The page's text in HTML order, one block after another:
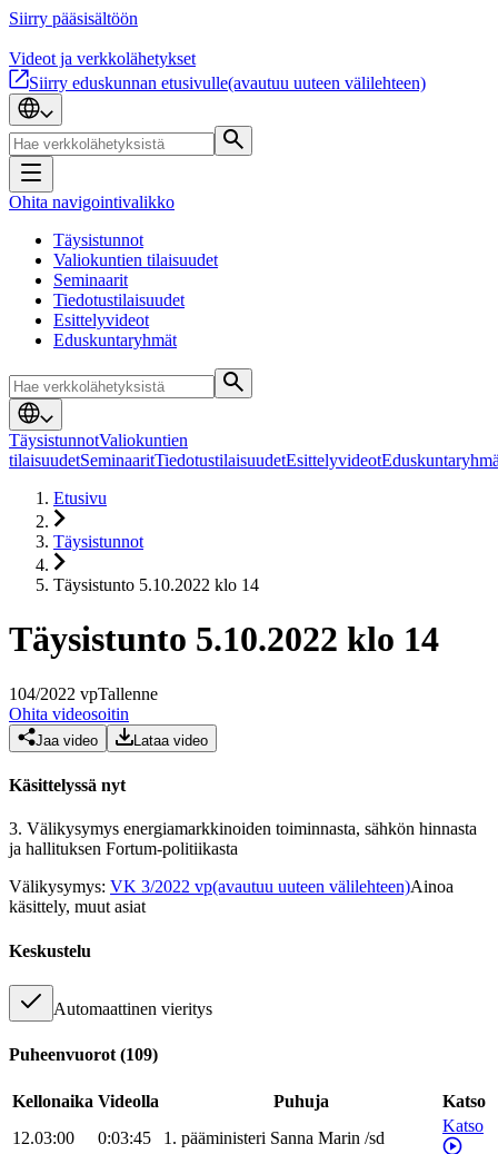
Siirry pääsisältöön
Videot ja verkkolähetykset
Siirry eduskunnan etusivulle(avautuu uuteen välilehteen)
Ohita navigointivalikko
Täysistunnot
Valiokuntien tilaisuudet
Seminaarit
Tiedotustilaisuudet
Esittelyvideot
Eduskuntaryhmät
TäysistunnotValiokuntien
tilaisuudetSeminaaritTiedotustilaisuudetEsittelyvideot
Etusivu
Täysistunnot
Täysistunto 5.10.2022 klo 14
Täysistunto 5.10.2022 klo 14
104/2022 vpTallenne
Ohita videosoitin
Jaa video Lataa video
Käsittelyssä nyt
3. Välikysymys energiamarkkinoiden toiminnasta, sähkön hinnasta
ja hallituksen Fortum-politiikasta
Välikysymys: VK 3/2022 vp(avautuu uuteen välilehteen)Ainoa
käsittely, muut asiat
Keskustelu
Automaattinen vieritys
Puheenvuorot (109)
Kellonaika Videolla Puhuja
Katso
12.03:00
0:03:45 1. pääministeri Sanna Marin /sd
Katso